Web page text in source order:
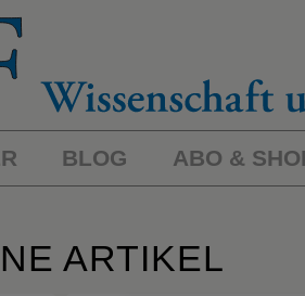
BLOG ABO &
ARTIKEL